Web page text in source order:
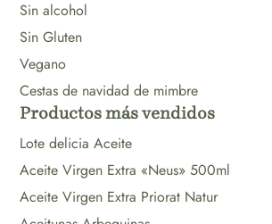
Sin alcohol
Sin Gluten
Vegano
Cestas de navidad de mimbre
Productos más vendidos
Lote delicia Aceite
Aceite Virgen Extra «Neus» 500ml
Aceite Virgen Extra Priorat Natur